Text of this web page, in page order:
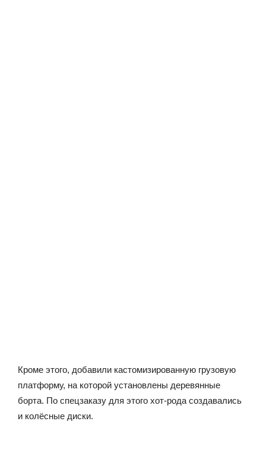
Кроме этого, добавили кастомизированную грузовую
платформу, на которой установлены деревянные
борта. По спецзаказу для этого хот-рода создавались
и колёсные диски.